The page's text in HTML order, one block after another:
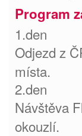
Program
1.den
Odjezd z
místa.
2.den
Návštěva
okouzlí.